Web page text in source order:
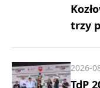
trzy
TdP
2026-